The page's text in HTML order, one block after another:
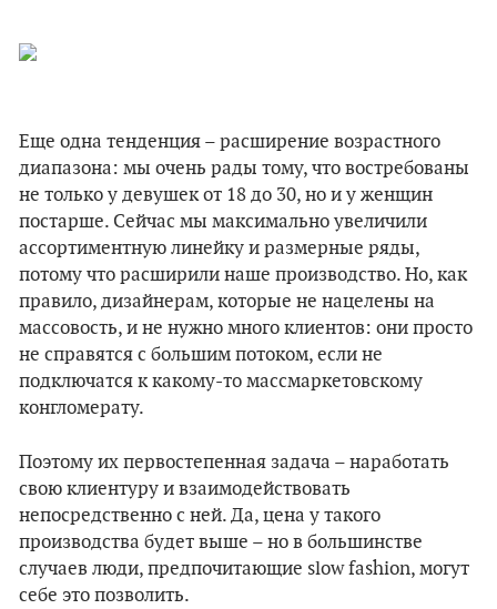
Еще одна тенденция – расширение возрастного
диапазона: мы очень рады тому, что востребованы
не только у девушек от 18 до 30, но и у женщин
постарше. Сейчас мы максимально увеличили
ассортиментную линейку и размерные ряды,
потому что расширили наше производство. Но, как
правило, дизайнерам, которые не нацелены на
массовость, и не нужно много клиентов: они просто
не справятся с большим потоком, если не
подключатся к какому-то массмаркетовскому
конгломерату.
Поэтому их первостепенная задача – наработать
свою клиентуру и взаимодействовать
непосредственно с ней. Да, цена у такого
производства будет выше – но в большинстве
случаев люди, предпочитающие slow fashion, могут
себе это позволить.